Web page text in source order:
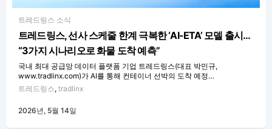
트레드링스 소식
트레드링스, 선사 스케줄 한계 극복한 ‘AI-ETA’ 모델 출시…
“3가지 시나리오로 화물 도착 예측”
국내 최대 공급망 데이터 플랫폼 기업 트레드링스(대표 박민규,
www.tradlinx.com)가 AI를 통해 컨테이너 선박의 도착 예정…
트레드링스, tradlinx
2026년, 5월 14일